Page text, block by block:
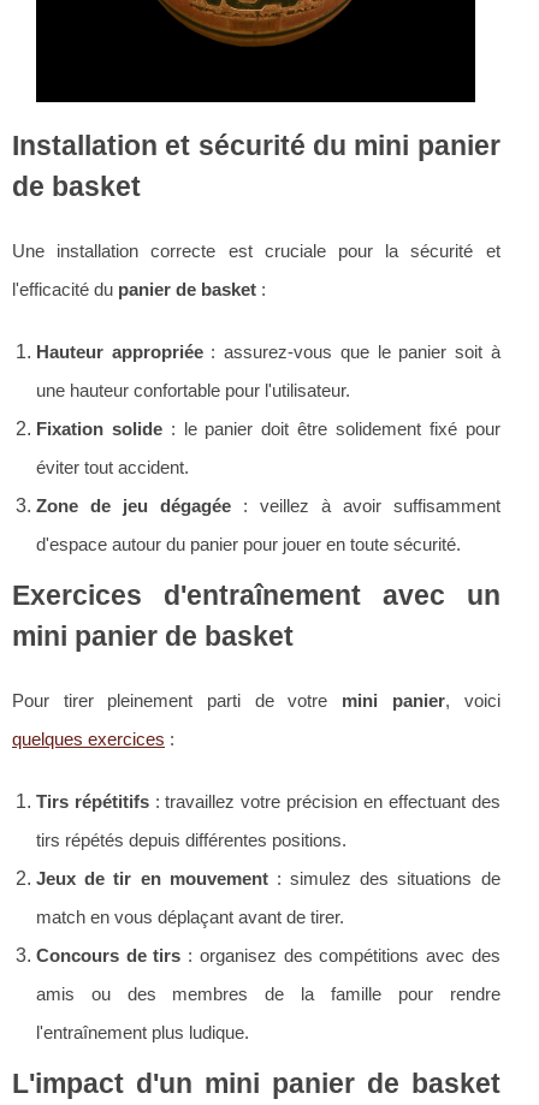
Installation et sécurité du mini panier
de basket
Une installation correcte est cruciale pour la sécurité et
l'efficacité du panier de basket :
Hauteur appropriée: assurez-vous que le panier soit à
une hauteur confortable pour l'utilisateur.
Fixation solide: le panier doit être solidement fixé pour
éviter tout accident.
Zone de jeu dégagée: veillez à avoir suffisamment
d'espace autour du panier pour jouer en toute sécurité.
Exercices d'entraînement avec un
mini panier de basket
Pour tirer pleinement parti de votre mini panier, voici
quelques exercices :
Tirs répétitifs: travaillez votre précision en effectuant des
tirs répétés depuis différentes positions.
Jeux de tir en mouvement: simulez des situations de
match en vous déplaçant avant de tirer.
Concours de tirs : organisez des compétitions avec des
amis ou des membres de la famille pour rendre
l'entraînement plus ludique.
L'impact d'un mini panier de basket